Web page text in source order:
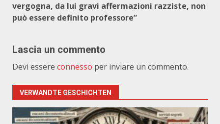
vergogna, da lui gravi affermazioni razziste, non
può essere definito professore”
Lascia un commento
Devi essere connesso per inviare un commento.
VERWANDTE GESCHICHTEN